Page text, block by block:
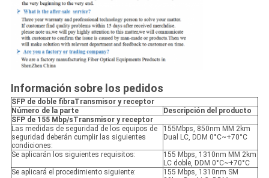
Información sobre los pedidos
SFP de doble fibraTransmisor y receptor
Número de la parte
Descripción del producto
SFP de 155 Mbp/sTransmisor y receptor
Las medidas de seguridad de los equipos de
seguridad deberán cumplir las siguientes
condiciones:
155Mbps, 850nm MM 2km
Dual LC, DDM 0°C~+70°C
Se aplicarán los siguientes requisitos:
155 Mbps, 1310nm MM 2km
LC doble, DDM 0°C~+70°C
Se aplicará el procedimiento siguiente:
155 Mbps, 1310nm SM